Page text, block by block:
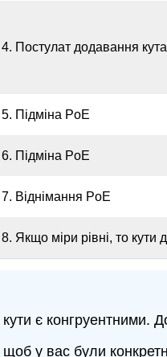
4. Постулат додавання кута
5. Підміна PoE
6. Підміна PoE
7. Віднімання PoE
8. Якщо міри рівні, то кути
є конгруентними.
у вас були